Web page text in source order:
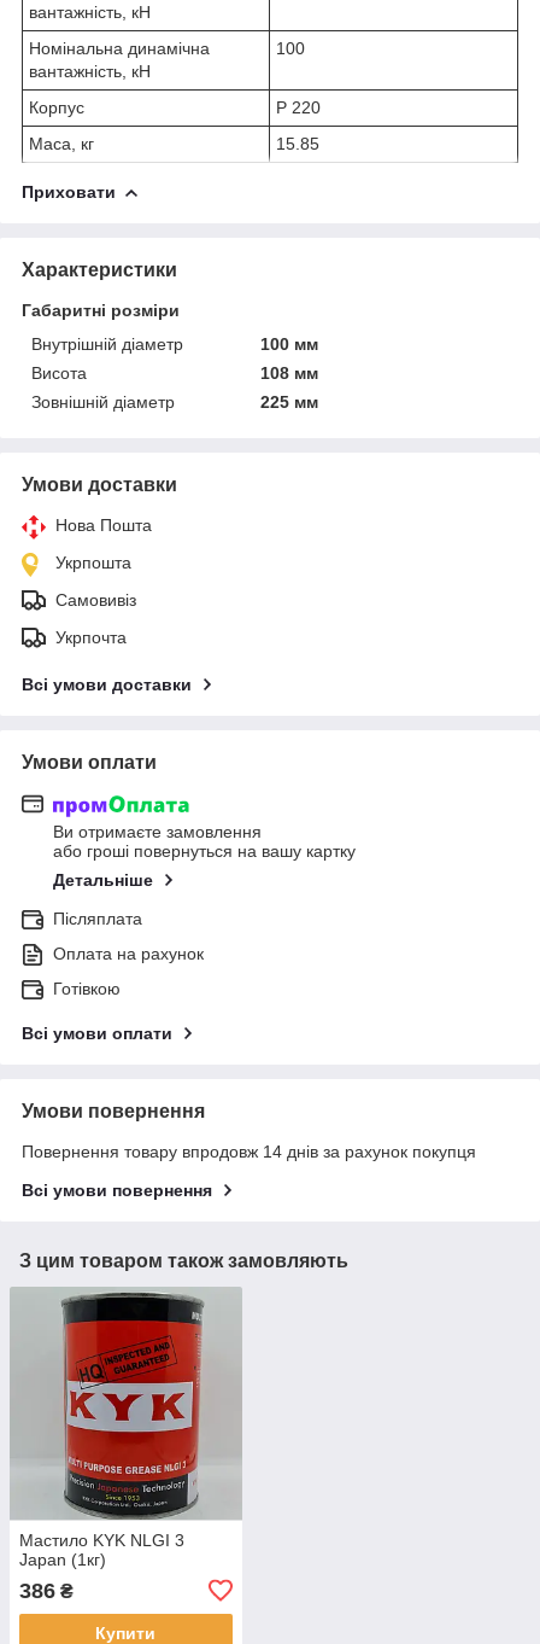
вантажність, кН
Номінальна динамічна
вантажність, кН
100
Корпус
P 220
Маса, кг
15.85
Приховати
Характеристики
Габаритні розміри
Внутрішній діаметр
100 мм
Висота
108 мм
Зовнішній діаметр
225 мм
Умови доставки
Нова Пошта
Укрпошта
Самовивіз
Укрпочта
Всі умови доставки
Умови оплати
Ви отримаєте замовлення
або гроші повернуться на вашу картку
Детальніше
Післяплата
Оплата на рахунок
Готівкою
Всі умови оплати
Умови повернення
Повернення товару впродовж 14 днів за рахунок покупця
Всі умови повернення
З цим товаром також замовляють
Мастило KYK NLGI 3
Japan (1кг)
386 ₴
Купити